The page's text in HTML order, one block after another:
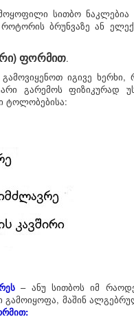
სითბო ნაკლებია
ბრუნვაზე ან
ფორმით.
იგივე ხერხი,
გარემოს ფიზიკურად
ტოლობებისა:
– ანუ სითბოს იმ
მაშინ